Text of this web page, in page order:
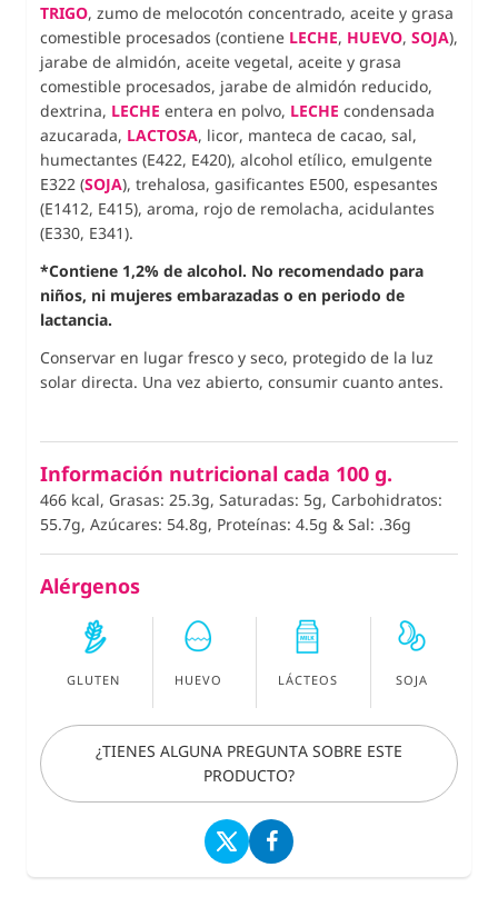
TRIGO, zumo de melocotón concentrado, aceite y grasa
comestible procesados ​​(contiene LECHE, HUEVO, SOJA),
jarabe de almidón, aceite vegetal, aceite y grasa
comestible procesados, jarabe de almidón reducido,
dextrina, LECHE entera en polvo, LECHE condensada
azucarada, LACTOSA, licor, manteca de cacao, sal,
humectantes (E422, E420), alcohol etílico, emulgente
E322 (SOJA), trehalosa, gasificantes E500, espesantes
(E1412, E415), aroma, rojo de remolacha, acidulantes
(E330, E341).
*Contiene 1,2% de alcohol. No recomendado para
niños, ni mujeres embarazadas o en periodo de
lactancia.
Conservar en lugar fresco y seco, protegido de la luz
solar directa. Una vez abierto, consumir cuanto antes.
Información nutricional cada 100 g.
466 kcal, Grasas: 25.3g, Saturadas: 5g, Carbohidratos:
55.7g, Azúcares: 54.8g, Proteínas: 4.5g & Sal: .36g
Alérgenos
GLUTEN HUEVO LÁCTEOS SOJA
¿TIENES ALGUNA PREGUNTA SOBRE ESTE
PRODUCTO?